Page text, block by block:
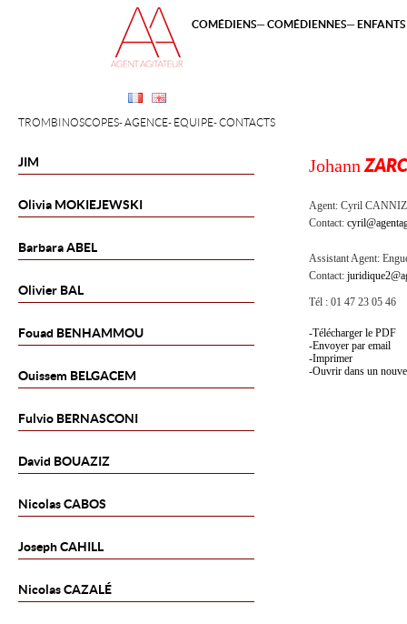
JIM
Olivia MOKIEJEWSKI
BarbaraABEL
Olivier BAL
Fouad BENHAMMOU
Ouissem BELGACEM
Fulvio BERNASCONI
David BOUAZIZ
NicolasCABOS
JosephCAHILL
NicolasCAZALÉ
TROMBINOSCOPES AGENCE ÉQUIPE CONTACTS
COMÉDIENS COMÉDIENNES
Johann
Agent: Cyril
Contact:
Assistant Agent:
Contact:
Tél : 01 47 23 05 46
Télécharger le PDF
Envoyer par email
Imprimer
Ouvrir dans un